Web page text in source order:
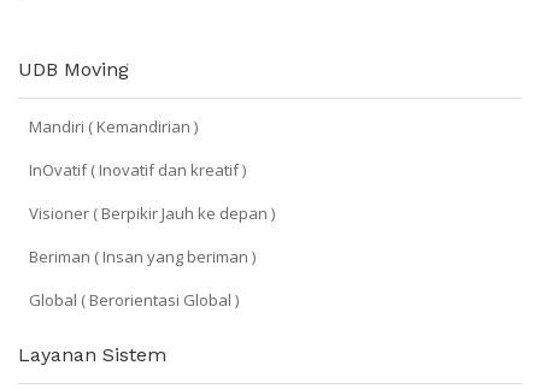
UDB Moving
Mandiri ( Kemandirian )
InOvatif ( Inovatif dan kreatif )
Visioner ( Berpikir Jauh ke depan )
Beriman ( Insan yang beriman )
Global ( Berorientasi Global )
Layanan Sistem